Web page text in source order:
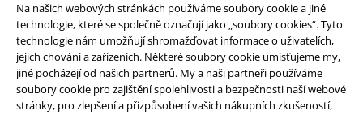
Na našich webových stránkách používáme soubory cookie a jiné
technologie, které se společně označují jako „soubory cookies“. Tyto
technologie nám umožňují shromažďovat informace o uživatelích,
jejich chování a zařízeních. Některé soubory cookie umísťujeme my,
jiné pocházejí od našich partnerů. My a naši partneři používáme
soubory cookie pro zajištění spolehlivosti a bezpečnosti naší webové
stránky, pro zlepšení a přizpůsobení vašich nákupních zkušeností,
Právní informace